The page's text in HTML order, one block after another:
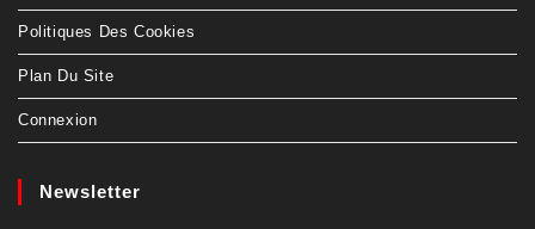
Politiques Des Cookies
Plan Du Site
Connexion
Newsletter